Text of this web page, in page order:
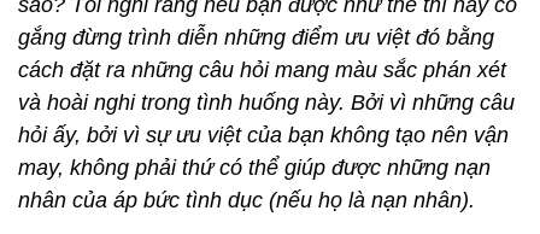
sao? Tôi nghĩ rằng nếu bạn được như thế thì hãy cố
gắng đừng trình diễn những điểm ưu việt đó bằng
cách đặt ra những câu hỏi mang màu sắc phán xét
và hoài nghi trong tình huống này. Bởi vì những câu
hỏi ấy, bởi vì sự ưu việt của bạn không tạo nên vận
may, không phải thứ có thể giúp được những nạn
nhân của áp bức tình dục (nếu họ là nạn nhân).